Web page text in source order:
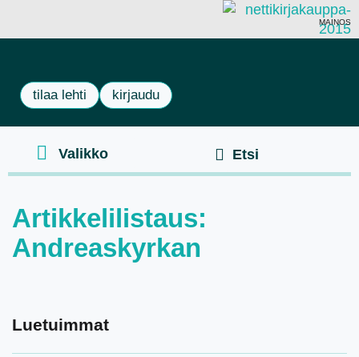
MAINOS
tilaa lehti kirjaudu
Artikkelilistaus:
Andreaskyrkan
Luetuimmat